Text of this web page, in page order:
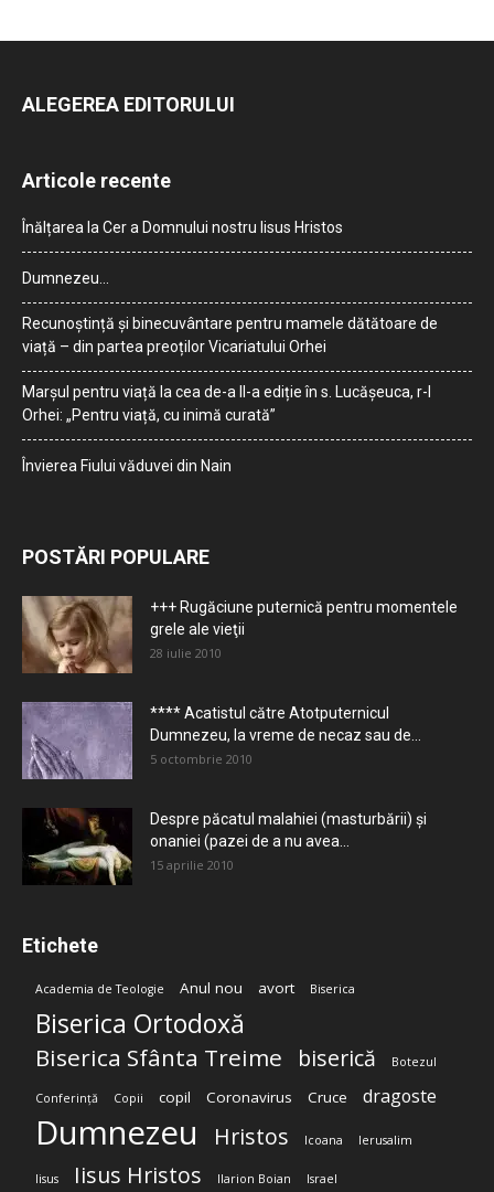
ALEGEREA EDITORULUI
Articole recente
Înălțarea la Cer a Domnului nostru Iisus Hristos
Dumnezeu…
Recunoștință și binecuvântare pentru mamele dătătoare de
viață – din partea preoților Vicariatului Orhei
Marșul pentru viață la cea de-a II-a ediție în s. Lucășeuca, r-l
Orhei: „Pentru viață, cu inimă curată”
Învierea Fiului văduvei din Nain
POSTĂRI POPULARE
+++ Rugăciune puternică pentru momentele
grele ale vieţii
28 iulie 2010
**** Acatistul către Atotputernicul
Dumnezeu, la vreme de necaz sau de...
5 octombrie 2010
Despre păcatul malahiei (masturbării) şi
onaniei (pazei de a nu avea...
15 aprilie 2010
Etichete
Academia de Teologie Anul nou avort Biserica
Biserica Ortodoxă
Biserica Sfânta Treime biserică Botezul
Conferință Copii copil Coronavirus Cruce dragoste
Dumnezeu Hristos Icoana Ierusalim
Iisus Iisus Hristos Ilarion Boian Israel